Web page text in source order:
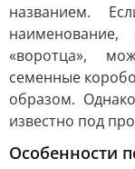
названием.
«воротца»,
семенные
образом.
известно под
Особенности